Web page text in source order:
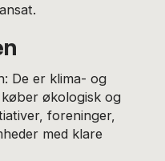
De er klima- og
økologisk og
foreninger,
med klare